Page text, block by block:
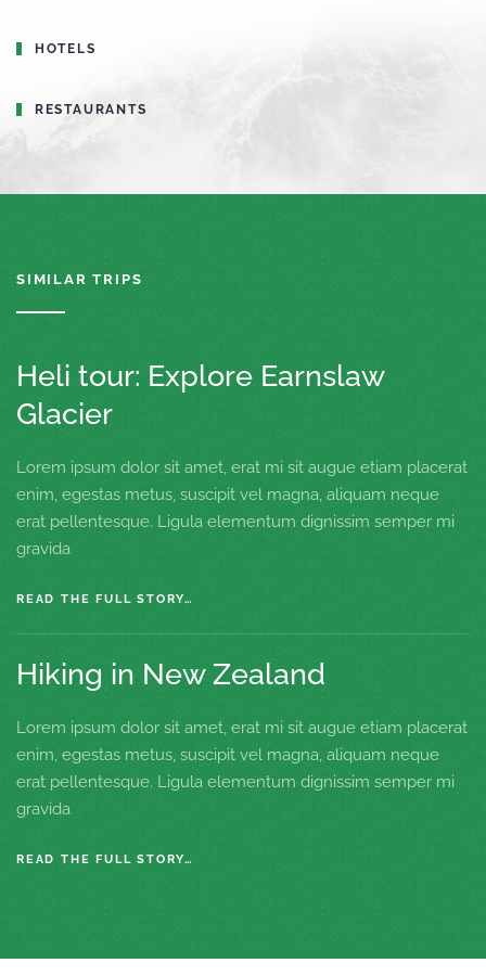
HOTELS
RESTAURANTS
SIMILAR TRIPS
Heli tour: Explore Earnslaw
Glacier
Lorem ipsum dolor sit amet, erat mi sit augue etiam placerat
enim, egestas metus, suscipit vel magna, aliquam neque
erat pellentesque. Ligula elementum dignissim semper mi
gravida
READ THE FULL STORY…
Hiking in New Zealand
Lorem ipsum dolor sit amet, erat mi sit augue etiam placerat
enim, egestas metus, suscipit vel magna, aliquam neque
erat pellentesque. Ligula elementum dignissim semper mi
gravida
READ THE FULL STORY…